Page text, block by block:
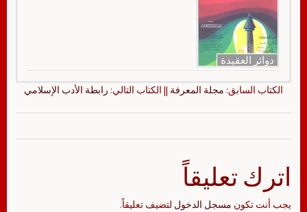
دوائر العقيدة
الكتاب السابق: مجلة المعرفة || الكتاب التالي: رابطة الأدب الإسلامي
اترك تعليقاً
يجب أنت تكون مسجل الدخول لتضيف تعليقاً.